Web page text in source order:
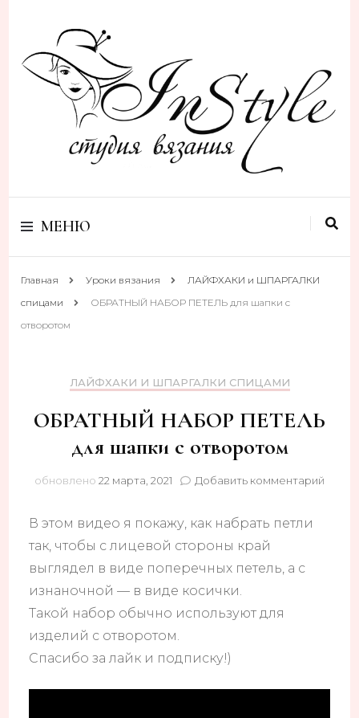
Studio Instyle
МЕНЮ
Главная Уроки вязания
ЛАЙФХАКИ и ШПАРГАЛКИ
спицами
ОБРАТНЫЙ НАБОР ПЕТЕЛЬ для шапки с
отворотом
ЛАЙФХАКИ И ШПАРГАЛКИ СПИЦАМИ
ОБРАТНЫЙ НАБОР ПЕТЕЛЬ
для шапки с отворотом
обновлено 22 марта, 2021 Добавить комментарий
В этом видео я покажу, как набрать петли
так, чтобы с лицевой стороны край
выглядел в виде поперечных петель, а с
изнаночной — в виде косички.
Такой набор обычно используют для
изделий с отворотом.
Спасибо за лайк и подписку!)